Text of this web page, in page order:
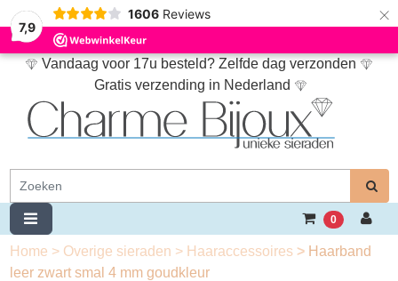
7,9
1606 Reviews ×
Vandaag voor 17u besteld? Zelfde dag verzonden
Gratis verzending in Nederland
0
Home > Overige sieraden > Haaraccessoires > Haarband
leer zwart smal 4 mm goudkleur